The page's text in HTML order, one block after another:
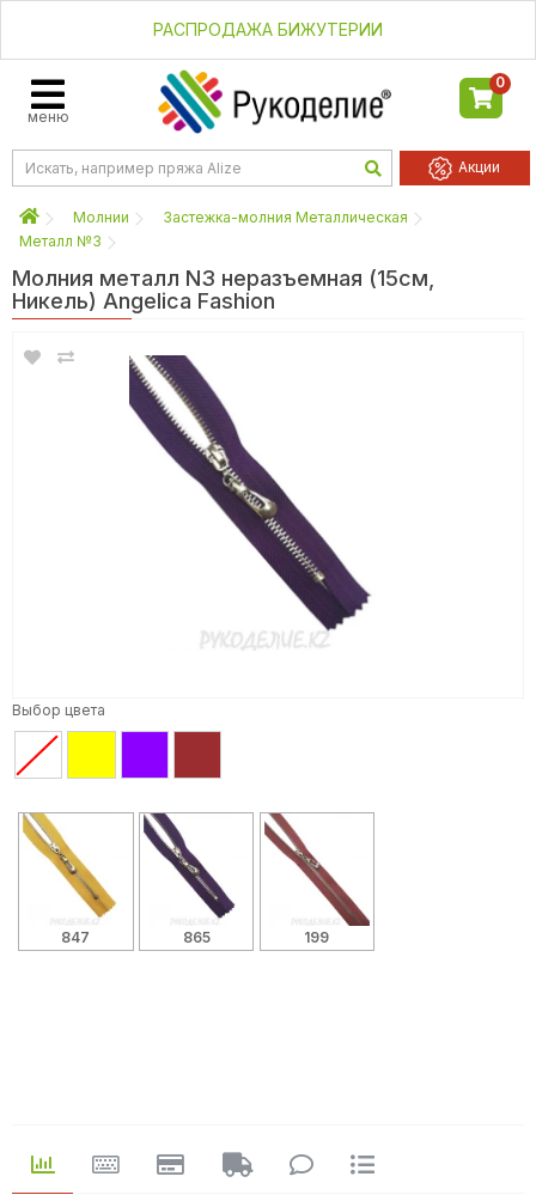
РАСПРОДАЖА БИЖУТЕРИИ
меню
0
Акции
Молнии
Застежка-молния Металлическая
Металл №3
Молния металл N3 неразъемная (15см,
Никель) Angelica Fashion
Выбор цвета
847 865 199